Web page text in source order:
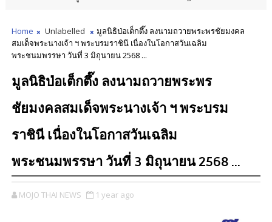
Home Unlabelled
มูลนิธิป่อเต็กตึ๊ง ลงนามถวายพระพรชัยมงคล
สมเด็จพระนางเจ้า ฯ พระบรมราชินี เนื่องในโอกาสวันเฉลิม
พระชนมพรรษา วันที่ 3 มิถุนายน 2568 ...
มูลนิธิป่อเต็กตึ๊ง ลงนามถวายพระพร
ชัยมงคลสมเด็จพระนางเจ้า ฯ พระบรม
ราชินี เนื่องในโอกาสวันเฉลิม
พระชนมพรรษา วันที่ 3 มิถุนายน 2568 ...
MOJO THAI NEWS 1 year ago